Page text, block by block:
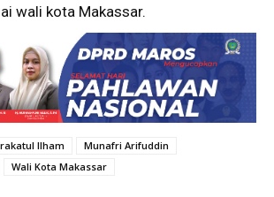
wali kota Makassar.
Ilham
Munafri Arifuddin
Wali Kota Makassar